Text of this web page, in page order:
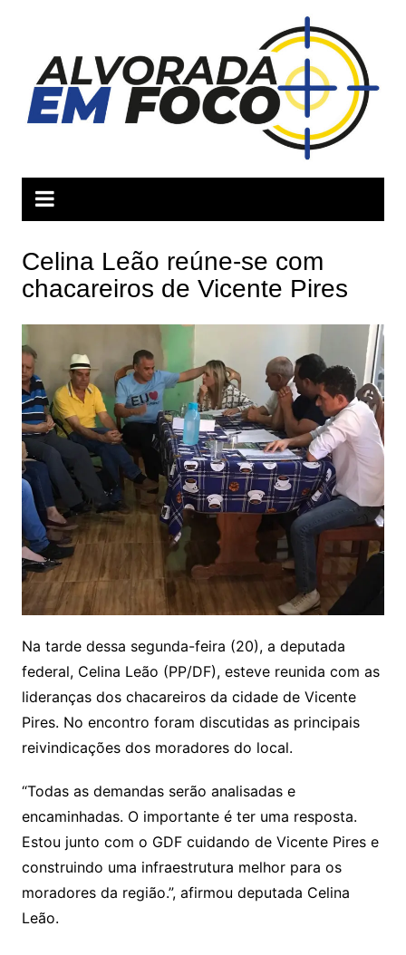
conteúdo
Celina Leão reúne-se com
chacareiros de Vicente Pires
Na tarde dessa segunda-feira (20), a deputada
federal, Celina Leão (PP/DF), esteve reunida com as
lideranças dos chacareiros da cidade de Vicente
Pires. No encontro foram discutidas as principais
reivindicações dos moradores do local.
“Todas as demandas serão analisadas e
encaminhadas. O importante é ter uma resposta.
Estou junto com o GDF cuidando de Vicente Pires e
construindo uma infraestrutura melhor para os
moradores da região.”, afirmou deputada Celina
Leão.